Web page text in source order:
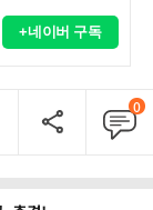
+네이버 구독
0